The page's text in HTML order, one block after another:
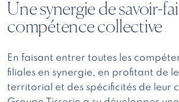
Une synergie de savoir-
compétence collective
En faisant entrer toutes les
filiales en synergie, en profitant de
territorial et des spécificités de leur